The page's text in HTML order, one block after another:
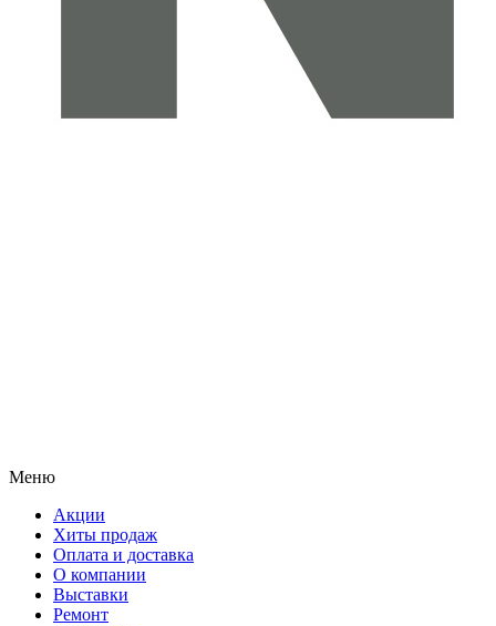
Меню
Акции
Хиты продаж
Оплата и доставка
О компании
Выставки
Ремонт